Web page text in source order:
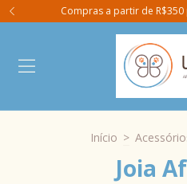
Compras a partir de
Início >
Joia